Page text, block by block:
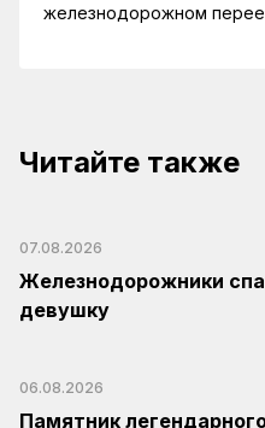
железнодорожном
Читайте также
07.08.2026
Железнодорожники
девушку
06.08.2026
Памятник